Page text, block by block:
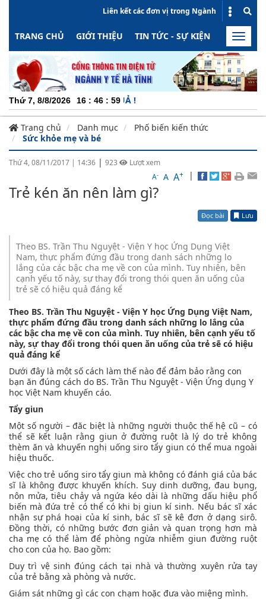
Liên kết các đơn vị trong Ngành
TRANG CHỦ GIỚI THIỆU TIN TỨC - SỰ KIỆN HOẠT
Toggle
Thứ 7, 8/8/2026 16 : 47 : 00
Trang chủ Danh mục
Phố biến kiến thức
Sức khỏe mẹ và bé
Thứ 4, 08/11/2017 | 14:36 | 923
Lượt xem
A- A A+ |
Trẻ kén ăn nên làm gì?
Đọc bài Lưu
Theo BS. Trần Thu Nguyệt - Viện Y học Ứng Dụng Việt
Nam, thực phẩm đứng đầu trong danh sách những lo
lắng của các bậc cha mẹ về con của mình. Tuy nhiên, bên
cạnh yếu tố này, sự thay đổi trong thói quen ăn uống của
trẻ sẽ có hiệu quả đáng kể
Theo BS. Trần Thu Nguyệt - Viện Y học Ứng Dụng Việt Nam,
thực phẩm đứng đầu trong danh sách những lo lắng của
các bậc cha mẹ về con của mình. Tuy nhiên, bên cạnh yếu tố
này, sự thay đổi trong thói quen ăn uống của trẻ sẽ có hiệu
quả đáng kể
Dưới đây là một số cách làm thế nào để đảm bảo rằng con
bạn ăn đúng cách do BS. Trần Thu Nguyệt - Viện Ứng dụng Y
học Việt Nam khuyến cáo.
Tẩy giun
Một số người – đăc biệt là những người thuộc thế hệ cũ – có
thể sẽ kết luận rằng giun ở đường ruột là lý do trẻ không
thèm ăn và khuyến nghị uống siro tẩy giun có thể mua ngoài
hiệu thuốc.
Việc cho trẻ uống siro tẩy giun mà không có đánh giá của bác
sĩ là không được khuyến khích. Suy dinh dưỡng, đau bụng,
nôn mửa, tiêu chảy và ngứa kéo dài là những dấu hiệu phổ
biến mà đứa trẻ có thể có khi bị giun kí sinh. Nếu bác sĩ xác
nhận sự phá hoại của kí sinh, bác sĩ sẽ kê đơn ở dạng sirô.
Đồng thời, có những bước đơn giản và quan trọng hơn mà
cha mẹ có thể làm để phòng ngừa nhiễm giun đường ruột
cho con của họ. Bao gồm:
Duy trì vệ sinh đúng cách tại nhà và thường xuyên rửa tay
của trẻ bằng xà phòng và nước.
Giám sát những gì các con chạm hoặc đưa vào miệng mình.